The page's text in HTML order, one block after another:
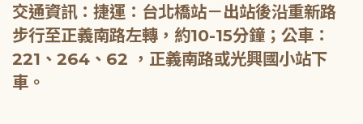
交通資訊：捷運：台北橋站－出站後沿重新路
步行至正義南路左轉，約10-15分鐘；公車：
221、264、62 ，正義南路或光興國小站下
車。